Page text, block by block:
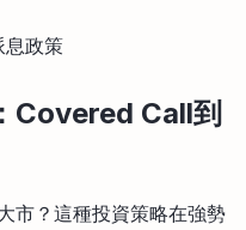
息政策
Covered Call到
市？這種投資策略在強勢